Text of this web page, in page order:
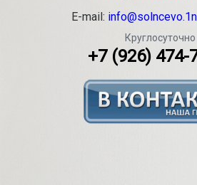
E-mail:
Круглосуточно
+7 (926) 474-